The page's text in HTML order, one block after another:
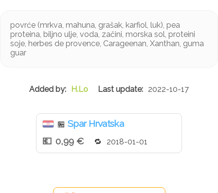
povrće (mrkva, mahuna, grašak, karfiol, luk), pea
proteina, biljno ulje, voda, začini, morska sol, proteini
soje, herbes de provence, Carageenan, Xanthan, guma
guar
H.Lo 2022-10-17
🏪 Spar Hrvatska
0,99 €
2018-01-01